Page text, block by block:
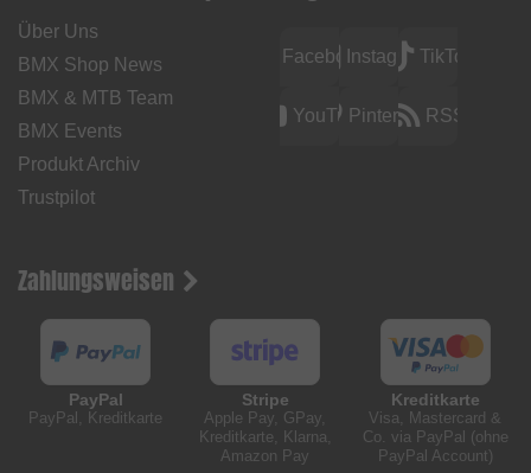
Über Uns
BMX Shop News
BMX & MTB Team
BMX Events
Produkt Archiv
Trustpilot
FacebookInstagramTikTok
YouTubePinterest RSS
Zahlungsweisen
PayPal
PayPal, Kreditkarte
Stripe
Apple Pay, GPay,
Kreditkarte, Klarna,
Amazon Pay
Kreditkarte
Visa, Mastercard &
Co. via PayPal (ohne
PayPal Account)